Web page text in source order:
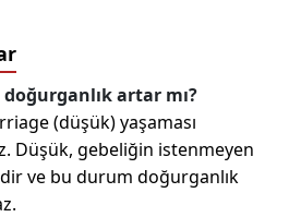
artar mı?
(düşük) yaşaması
Düşük, gebeliğin istenmeyen
ve bu durum doğurganlık